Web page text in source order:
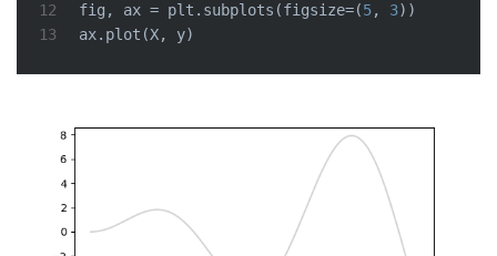
12
13
fig, ax = plt.subplots(figsize=(5, 3))
ax.plot(X, y)